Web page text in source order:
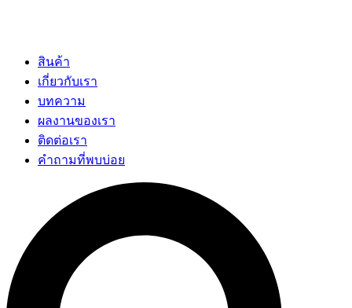
สินค้า
เกี่ยวกับเรา
บทความ
ผลงานของเรา
ติดต่อเรา
คำถามที่พบบ่อย